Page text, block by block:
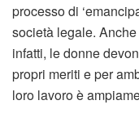
processo di
società legale.
infatti, le donne
propri meriti e per
loro lavoro è